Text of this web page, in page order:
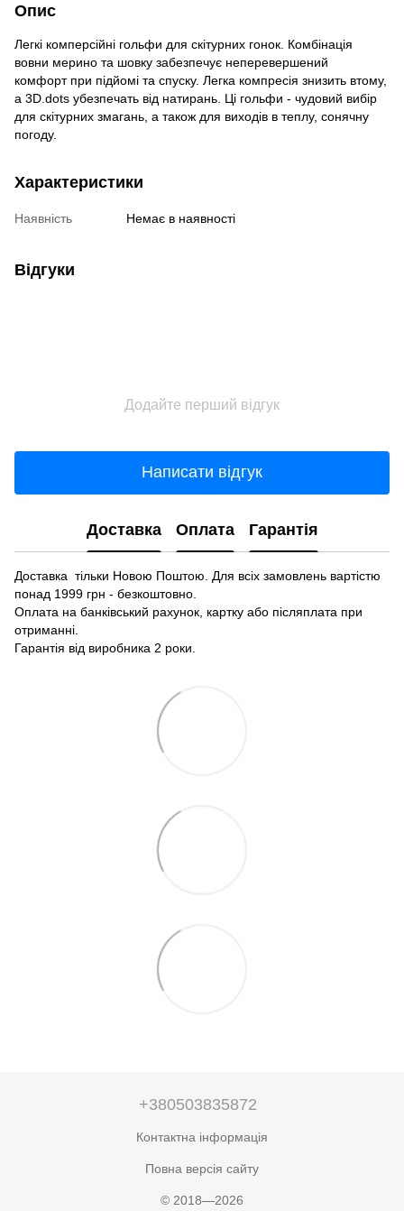
Опис
Легкі комперсійні гольфи для скітурних гонок. Комбінація
вовни мерино та шовку забезпечує неперевершений
комфорт при підйомі та спуску. Легка компресія знизить втому,
а 3D.dots убезпечать від натирань. Ці гольфи - чудовий вибір
для скітурних змагань, а також для виходів в теплу, сонячну
погоду.
Характеристики
Наявність Немає в наявності
Відгуки
Додайте перший відгук
Написати відгук
Доставка Оплата Гарантія
Доставка тільки Новою Поштою. Для всіх замовлень вартістю
понад 1999 грн - безкоштовно.
Оплата на банківський рахунок, картку або післяплата при
отриманні.
Гарантія від виробника 2 роки.
+380503835872
Контактна інформація
Повна версія сайту
© 2018—2026